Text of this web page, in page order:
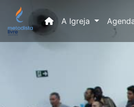
(current)
A Igreja